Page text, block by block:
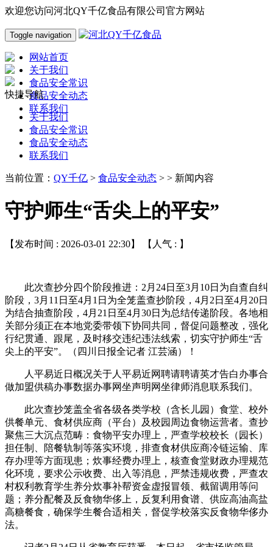
欢迎您访问河北QY千亿食品有限公司官方网站
Toggle navigation
网站首页
关于我们
食品安全常识
食品安全动态
联系我们
快捷导航
关于我们
食品安全常识
食品安全动态
联系我们
当前位置： QY千亿 > 食品安全动态 > > 新闻内容
守护师生“舌尖上的平安”
【发布时间 : 2026-03-01 22:30】 【人气 : 】
此次查抄分四个阶段推进：2月24日至3月10日为自查自纠
阶段，3月11日至4月1日为全笼盖查抄阶段，4月2日至4月20日
为结合抽查阶段，4月21日至4月30日为总结传递阶段。各地相
关部分须正在本地党委带领下协同共同，督促问题整改，强化
行纪贯通、跟尾，及时移交违纪违法线索，切实守护师生“舌
尖上的平安”。（四川日报全记者 江芸涵）！
人平易近日概况关于人平易近网聘请聘请英才告白办事合
做加盟供稿办事数据办事网坐声明网坐律师消息联系我们。
此次查抄笼盖全省各级各类学校（含长儿园）食堂、校外
供餐单元、食材供应商（平台）及校园周边食物运营者。查抄
聚焦三大沉点范畴：食物平安办理上，严查学校校长（园长）
担任制、陪餐轨制等落实环境，排查食材供应商冷链运输、库
存办理等方面现患；炊事经费办理上，核查食堂财政办理规范
化环境，要求公示收费、出入等消息，严禁违规收费，严查农
村权利教育学生养分炊事补帮资金虚报冒领、截留调用等问
题；养分配餐及反食物华侈上，反复利用食谱、供应高油高盐
高糖餐食，确保学生餐合适相关，督促学校落实反食物华侈办
法。